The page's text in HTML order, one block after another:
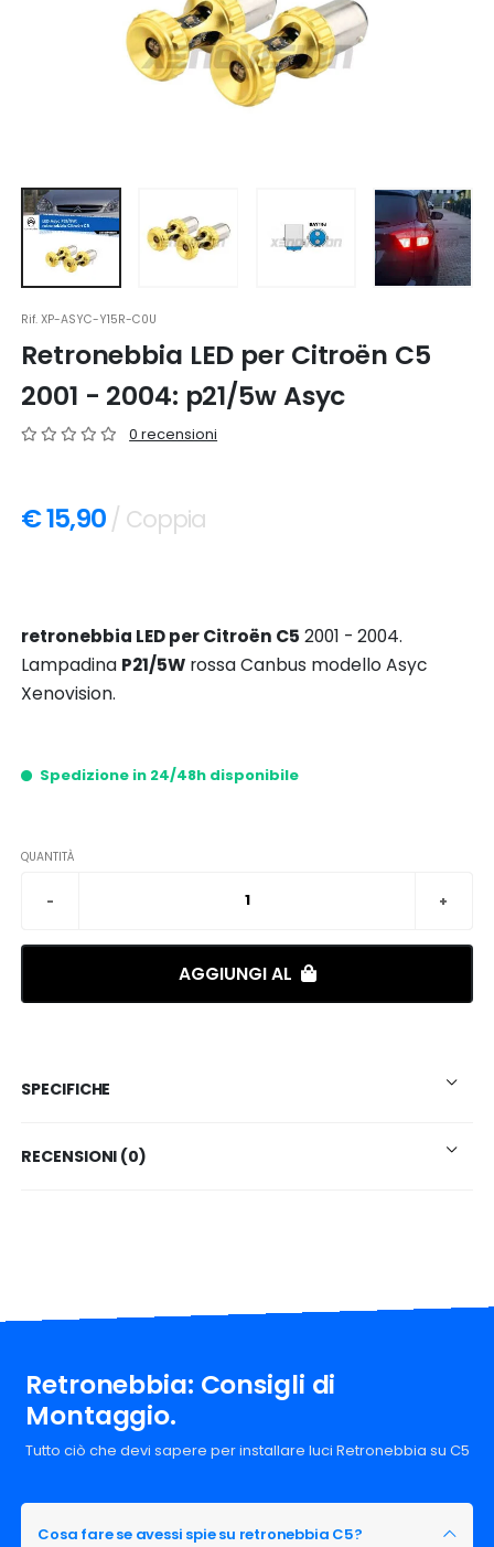
Rif.XP-ASYC-Y15R-C0U
Retronebbia LED per Citroën C5
2001 - 2004: p21/5w Asyc
0 recensioni
€ 15,90 / Coppia
retronebbia LED per Citroën C5 2001 - 2004.
Lampadina P21/5W rossa Canbus modello Asyc
Xenovision.
Spedizione in 24/48h disponibile
QUANTITÀ
AGGIUNGI AL
SPECIFICHE
RECENSIONI (0)
Retronebbia: Consigli di
Montaggio.
Tutto ciò che devi sapere per installare luci Retronebbia su C5
Cosa fare se avessi spie su retronebbia C5?